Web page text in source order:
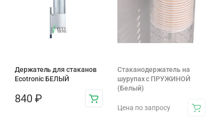
Держатель для стаканов
Ecotronic БЕЛЫЙ
840 ₽
Стаканодержатель на
шурупах с ПРУЖИНОЙ
(Белый)
Цена по запросу